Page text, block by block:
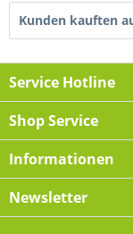
Kunden kauften
Service Hotline
Shop Service
Informationen
Newsletter